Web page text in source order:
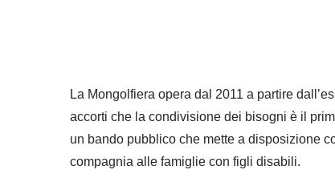
La Mongolfiera opera dal 2011 a partire
accorti che la condivisione dei bisogni è il
un bando pubblico che mette a disposizione
compagnia alle famiglie con figli disabili.